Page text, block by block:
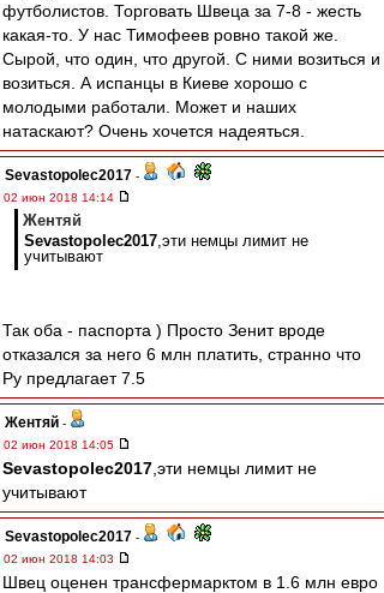
футболистов. Торговать Швеца за 7-8 - жесть
какая-то. У нас Тимофеев ровно такой же.
Сырой, что один, что другой. С ними возиться и
возиться. А испанцы в Киеве хорошо с
молодыми работали. Может и наших
натаскают? Очень хочется надеяться.
Sevastopolec2017 -
02 июн 2018 14:14
Жентяй
Sevastopolec2017,эти немцы лимит не
учитывают
Так оба - паспорта ) Просто Зенит вроде
отказался за него 6 млн платить, странно что
Ру предлагает 7.5
Жентяй -
02 июн 2018 14:05
Sevastopolec2017 ,эти немцы лимит не
учитывают
Sevastopolec2017 -
02 июн 2018 14:03
Швец оценен трансфермарктом в 1.6 млн евро